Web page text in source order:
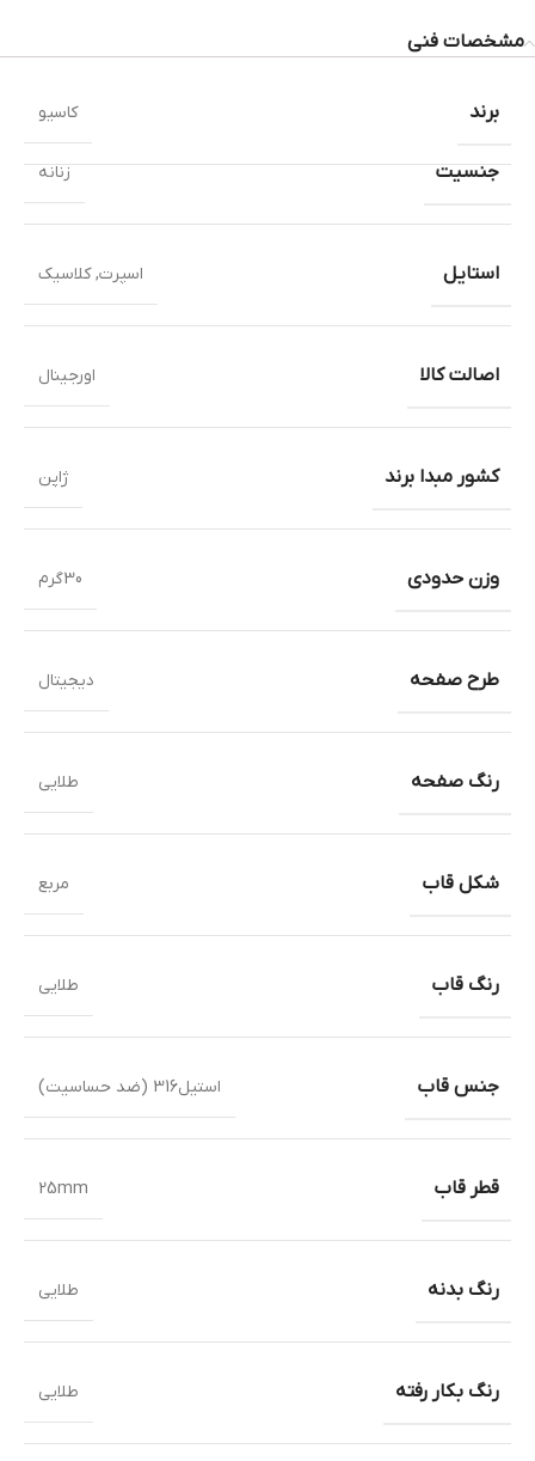
مشخصات فنی
جنسیت زنانه
استایل اسپرت,کلاسیک
اصالت کالا اورجینال
کشور مبدا برند ژاپن
وزن حدودی 30گرم
طرح صفحه دیجیتال
رنگ صفحه طلایی
شکل قاب مربع
رنگ قاب طلایی
جنس قاب استیل316 (ضد حساسیت)
قطر قاب 25mm
رنگ بدنه طلایی
رنگ بکار رفته طلایی
برند کاسیو